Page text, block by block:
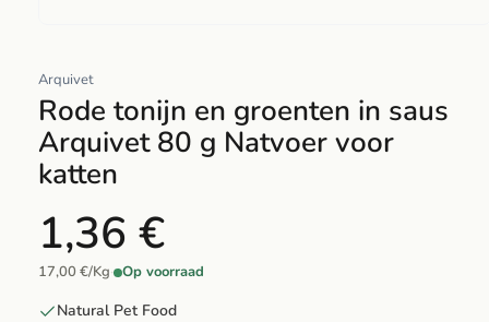
multimedia
1
en
una
ventana
Arquivet
Rode tonijn en groenten in saus
Arquivet 80 g Natvoer voor
katten
1,36 €
17,00 €/Kg· Op voorraad
Natural Pet Food